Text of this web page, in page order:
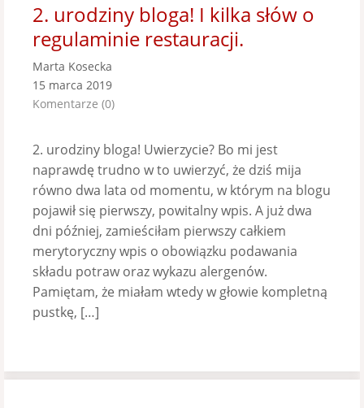
2. urodziny bloga! I kilka słów o
regulaminie restauracji.
Marta Kosecka
15 marca 2019
Komentarze (0)
2. urodziny bloga! Uwierzycie? Bo mi jest
naprawdę trudno w to uwierzyć, że dziś mija
równo dwa lata od momentu, w którym na blogu
pojawił się pierwszy, powitalny wpis. A już dwa
dni później, zamieściłam pierwszy całkiem
merytoryczny wpis o obowiązku podawania
składu potraw oraz wykazu alergenów.
Pamiętam, że miałam wtedy w głowie kompletną
pustkę, […]